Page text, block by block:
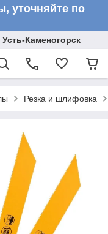
уточняйте по
Каменогорск
Резка и шлифовка